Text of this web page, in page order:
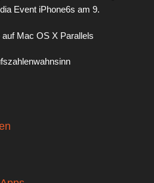
Event iPhone6s am 9.
Mac OS X Parallels